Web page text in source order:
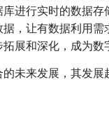
进行实时的数据
，让有数据利用
展和深化，成为数
未来发展，其发